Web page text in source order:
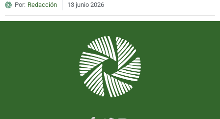
Por: Redacción 13 junio 2026